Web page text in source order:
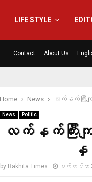
LIFE STYLE
Contact About Us
Home News လက်နက်ကြီး
News Politic
လက်နက်ကြီး
by Rakhita Times စက်တင်ဘာ